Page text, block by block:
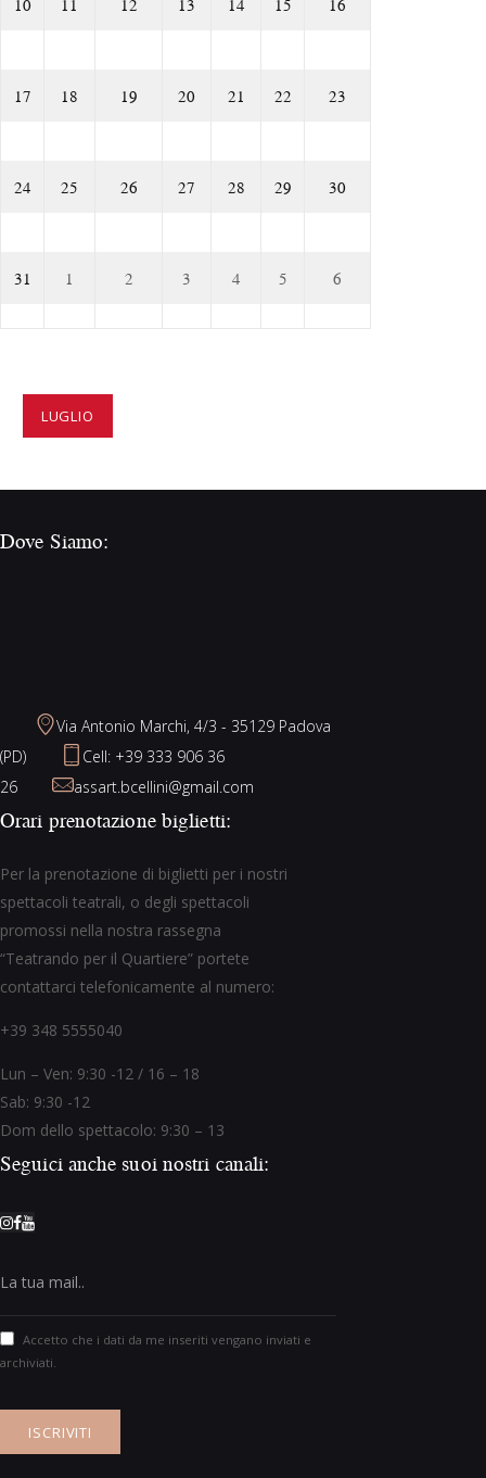
17 18 19 20 21 22 23
24 25 26 27 28 29 30
31 1 2 3 4 5 6
LUGLIO
Dove Siamo:
Via Antonio Marchi, 4/3 - 35129 Padova
(PD)
Cell: +39 333 906 36
26
assart.bcellini@gmail.com
Orari prenotazione biglietti:
Per la prenotazione di biglietti per i nostri
spettacoli teatrali, o degli spettacoli
promossi nella nostra rassegna
“Teatrando per il Quartiere” portete
contattarci telefonicamente al numero:
+39 348 5555040
Lun – Ven: 9:30 -12 / 16 – 18
Sab: 9:30 -12
Dom dello spettacolo: 9:30 – 13
Seguici anche suoi nostri canali:
Accetto che i dati da me inseriti vengano inviati e
archiviati.